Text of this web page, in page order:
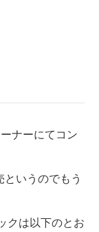
ナーにてコン
いうのでもう
クは以下のとお